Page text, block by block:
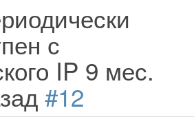
с
IP 9 мес.
#12